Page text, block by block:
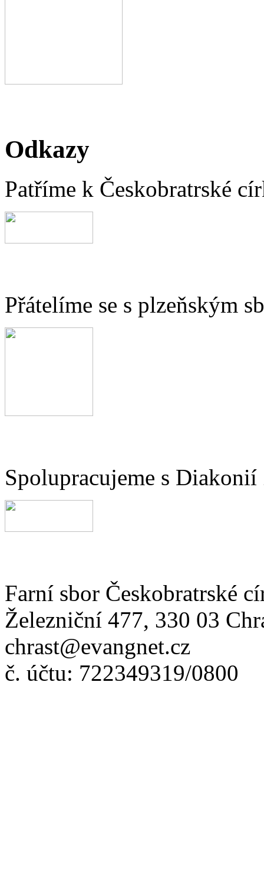
Odkazy
Patříme k Českobratrské
Přátelíme se s plzeňským
Spolupracujeme s Diakonií
Farní sbor Českobratrské
Železniční 477, 330 03
chrast@evangnet.cz
č. účtu: 722349319/0800